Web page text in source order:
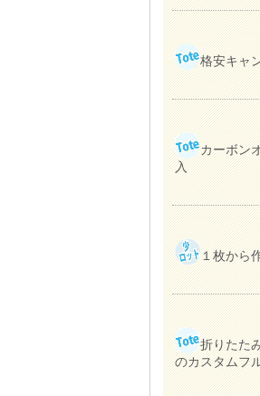
格安キャ
カーボン
入
１枚から
折りたた
のカスタムフ